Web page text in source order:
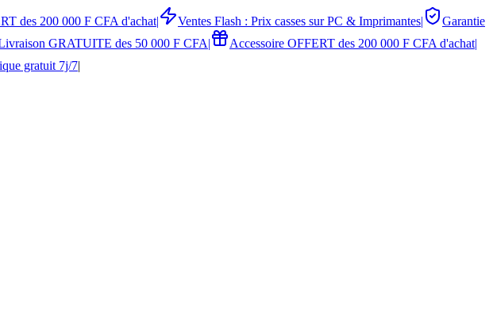
des 200 000 F CFA d'achat| Ventes Flash : Prix casses sur PC & Imprimantes|
Garantie
GRATUITE des 50 000 F CFA| Accessoire OFFERT des 200 000 F CFA d'achat|
gratuit 7j/7|